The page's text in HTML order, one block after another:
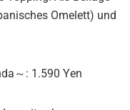
Omelett) und
～: 1.590 Yen